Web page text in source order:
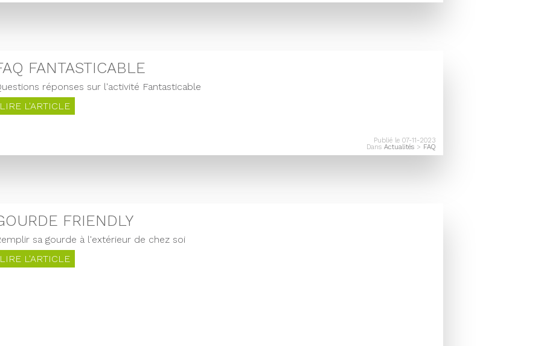
FANTASTICABLE
réponses sur l'activité Fantasticable
LIRE L'ARTICLE
Publié le 07-11-2023
Dans Actualités > FAQ
FRIENDLY
sa gourde à l'extérieur de chez soi
LIRE L'ARTICLE